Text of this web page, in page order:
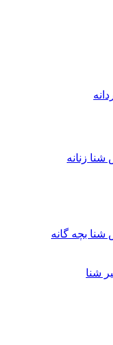
شنا زنانه
شنا بچه گانه
شنا